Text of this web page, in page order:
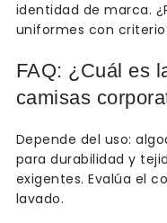
identidad de marca.
uniformes con
FAQ: ¿Cuál es
camisas
Depende del uso:
para durabilidad y
exigentes. Evalúa el
lavado.